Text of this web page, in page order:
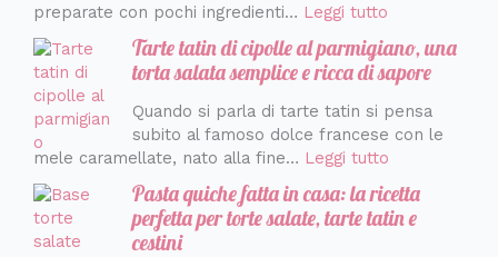
preparate con pochi ingredienti… Leggi tutto
Tarte tatin di cipolle al parmigiano, una
torta salata semplice e ricca di sapore
Quando si parla di tarte tatin si pensa
subito al famoso dolce francese con le
mele caramellate, nato alla fine… Leggi tutto
Pasta quiche fatta in casa: la ricetta
perfetta per torte salate, tarte tatin e
cestini